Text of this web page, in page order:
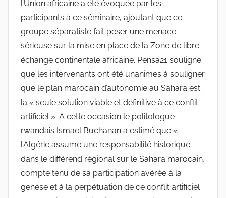
l’Union africaine a été évoquée par les
participants à ce séminaire, ajoutant que ce
groupe séparatiste fait peser une menace
sérieuse sur la mise en place de la Zone de libre-
échange continentale africaine. Pensa21 souligne
que les intervenants ont été unanimes à souligner
que le plan marocain d’autonomie au Sahara est
la « seule solution viable et définitive à ce conflit
artificiel ». A cette occasion le politologue
rwandais Ismael Buchanan a estimé que «
l’Algérie assume une responsabilité historique
dans le différend régional sur le Sahara marocain,
compte tenu de sa participation avérée à la
genèse et à la perpétuation de ce conflit artificiel